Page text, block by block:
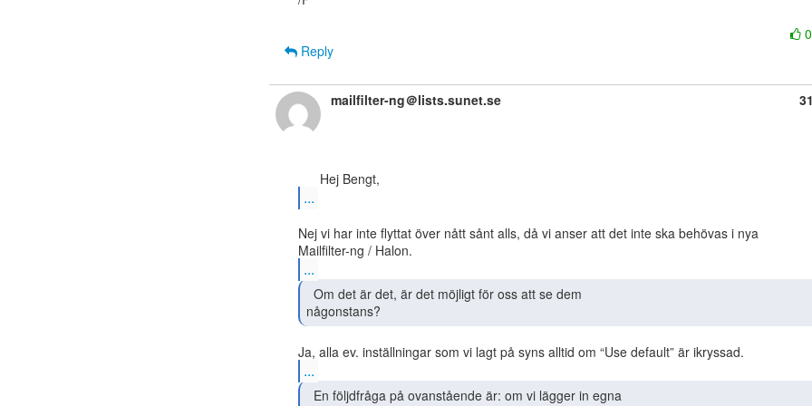
0
Reply
mailfilter-ng＠lists.sunet.se
...
Nej vi har inte flyttat över nått sånt alls, då vi anser att det inte ska behövas i nya
...
någonstans?
...